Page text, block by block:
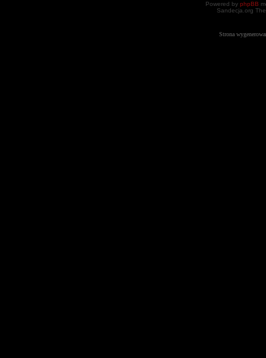
Powered by phpBB
Sandecja.org
Strona